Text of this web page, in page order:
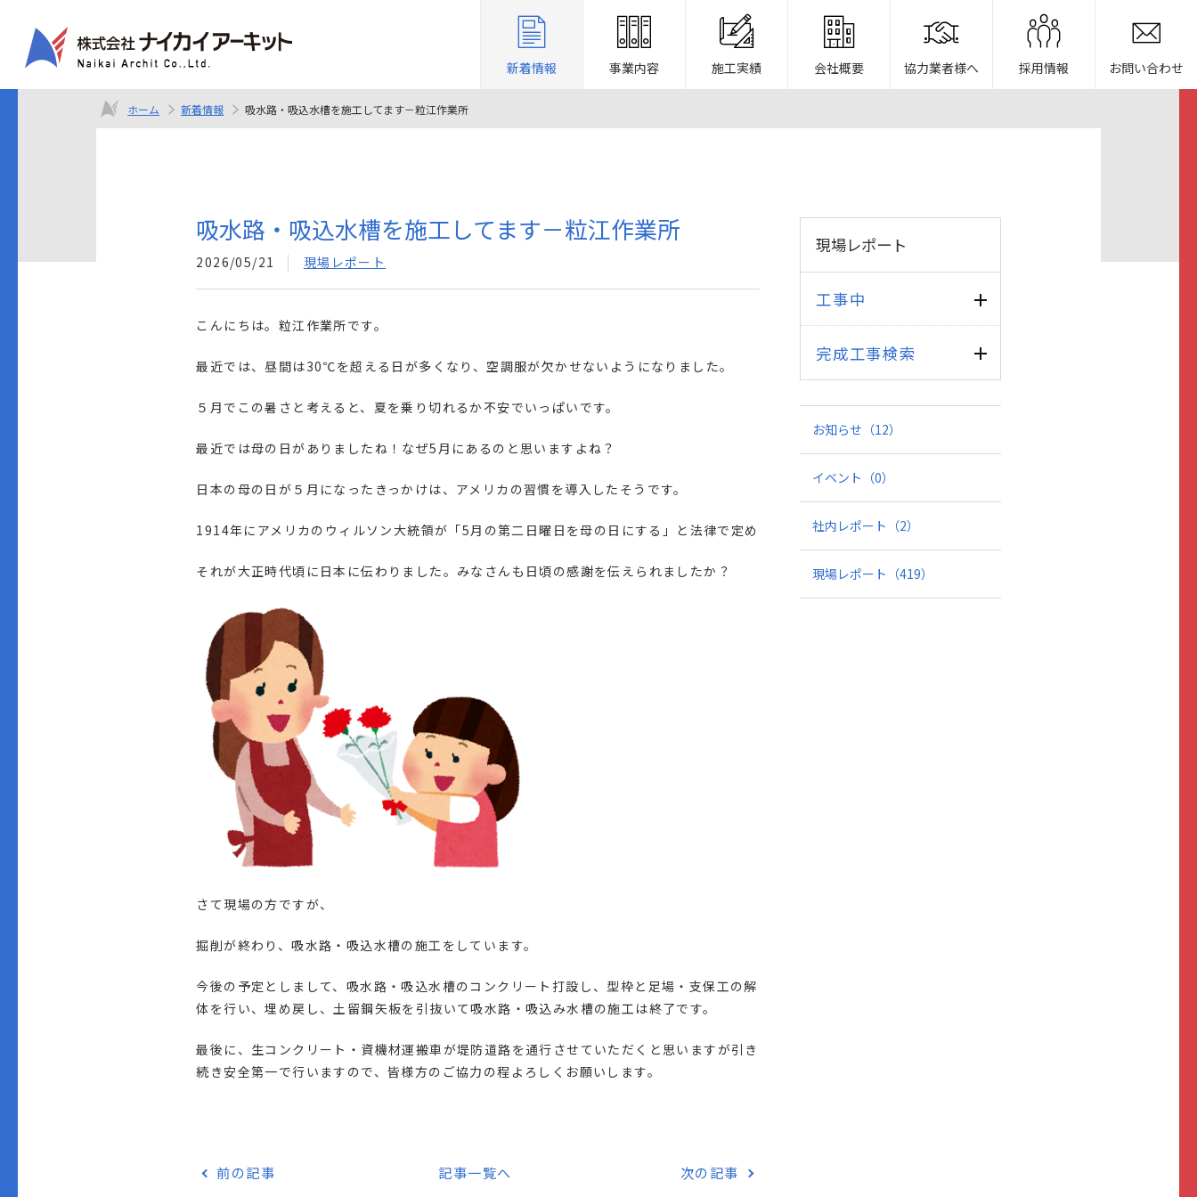
新着情報 事業内容 施工実績 会社概要 協力業者様へ 採用情報 お問い合わせ
ホーム 新着情報 吸水路・吸込水槽を施工してます－粒江作業所
吸水路・吸込水槽を施工してます－粒江作業所
2026/05/21 現場レポート
こんにちは。粒江作業所です。
最近では、昼間は30℃を超える日が多くなり、空調服が欠かせないようになりました。
５月でこの暑さと考えると、夏を乗り切れるか不安でいっぱいです。
最近では母の日がありましたね！なぜ5月にあるのと思いますよね？
日本の母の日が５月になったきっかけは、アメリカの習慣を導入したそうです。
1914年にアメリカのウィルソン大統領が「5月の第二日曜日を母の日にする」と法律で定め
それが大正時代頃に日本に伝わりました。みなさんも日頃の感謝を伝えられましたか？
さて現場の方ですが、
掘削が終わり、吸水路・吸込水槽の施工をしています。
今後の予定としまして、吸水路・吸込水槽のコンクリート打設し、型枠と足場・支保工の解
体を行い、埋め戻し、土留鋼矢板を引抜いて吸水路・吸込み水槽の施工は終了です。
最後に、生コンクリート・資機材運搬車が堤防道路を通行させていただくと思いますが引き
続き安全第一で行いますので、皆様方のご協力の程よろしくお願いします。
前の記事 記事一覧へ 次の記事
現場レポート
工事中
完成工事検索
お知らせ （12）
イベント （0）
社内レポート （2）
現場レポート （419）